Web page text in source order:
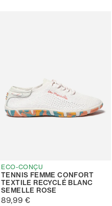
ECO-CONÇU
TENNIS FEMME CONFORT
TEXTILE RECYCLÉ BLANC
SEMELLE ROSE
89,99 €